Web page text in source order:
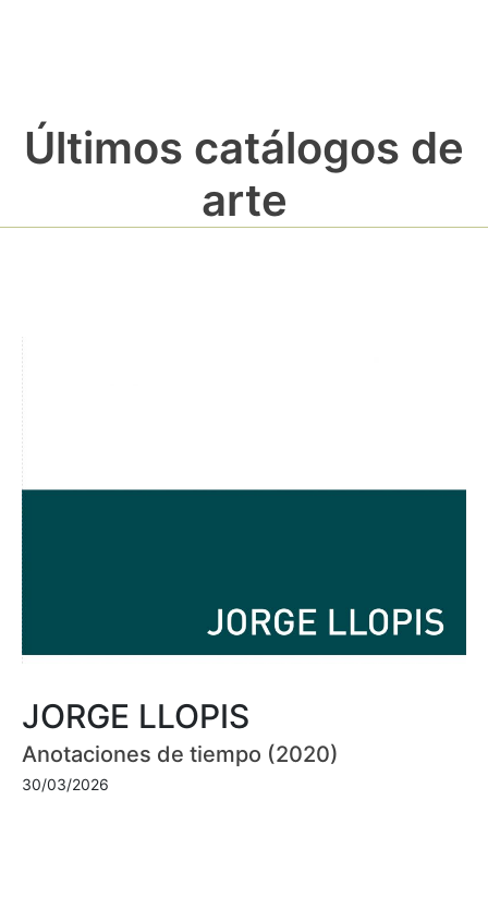
Últimos catálogos de
arte
JORGE LLOPIS
Anotaciones de tiempo (2020)
30/03/2026